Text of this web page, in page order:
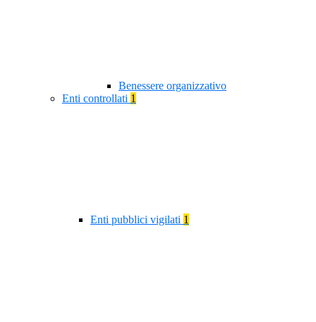
Benessere organizzativo
Enti controllati 1
Enti pubblici vigilati 1